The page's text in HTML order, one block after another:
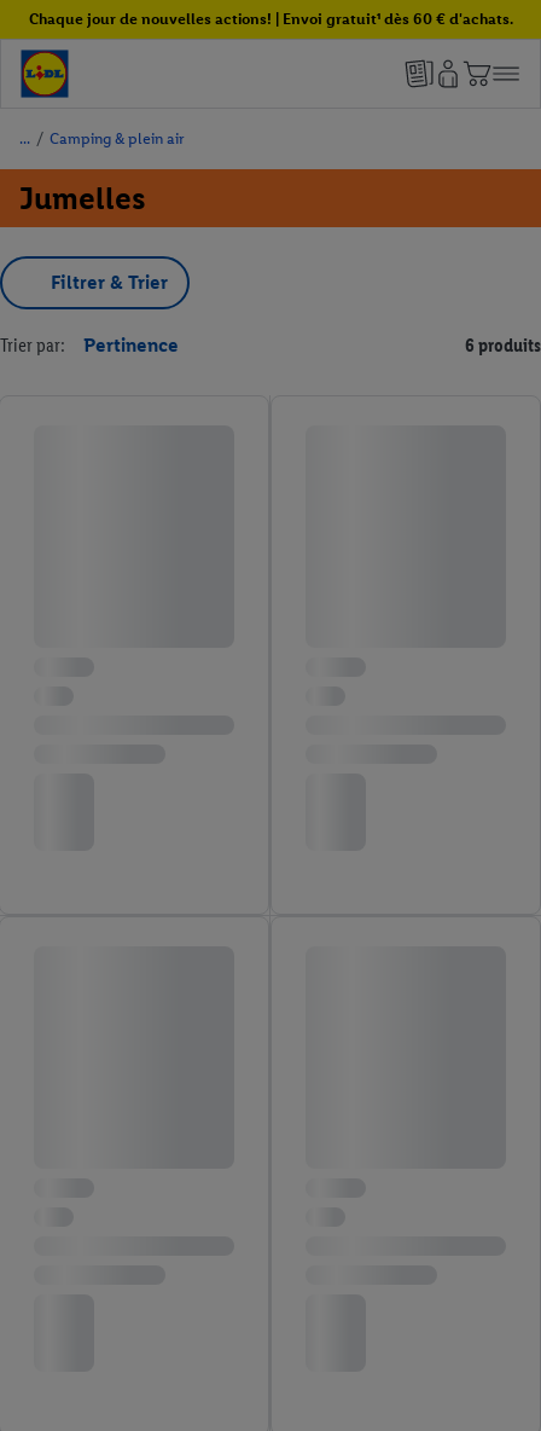
Chaque jour de nouvelles actions! | Envoi gratuit¹ dès 60 € d'achats.
/ Camping & plein air
Jumelles
Filtrer & Trier
Trier par: Pertinence 6 produits